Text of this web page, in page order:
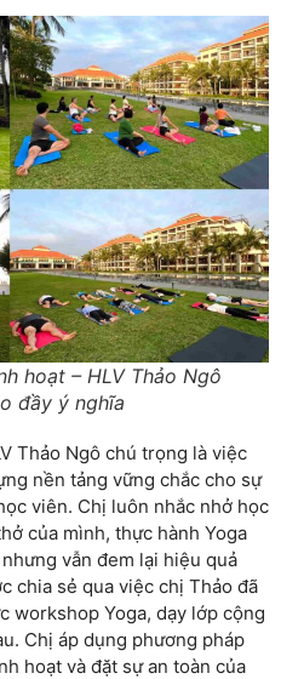
hoạt – HLV Thảo Ngô
đầy ý nghĩa
Thảo Ngô chú trọng là việc
nền tảng vững chắc cho sự
viên. Chị luôn nhắc nhở học
của mình, thực hành Yoga
vẫn đem lại hiệu quả
chia sẻ qua việc chị Thảo đã
workshop Yoga, dạy lớp cộng
Chị áp dụng phương pháp
hoạt và đặt sự an toàn của